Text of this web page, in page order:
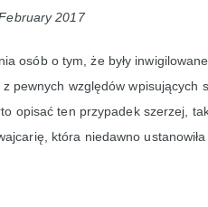
2017
osób o tym, że były
pewnych względów wpisujących
opisać ten przypadek szerzej,
która niedawno